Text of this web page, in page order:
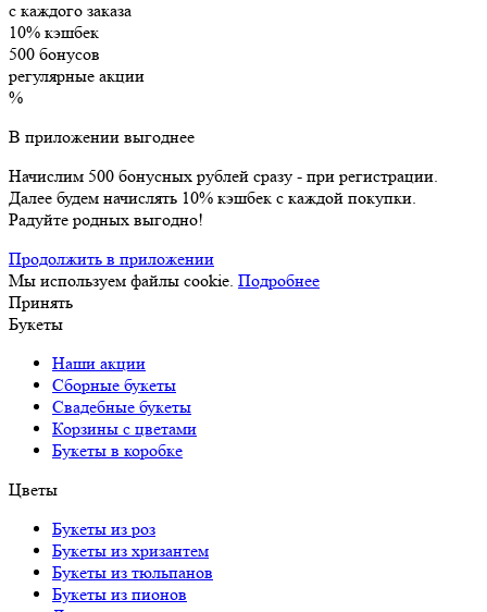
с каждого заказа
10% кэшбек
500 бонусов
регулярные акции
%
В приложении выгоднее
Начислим 500 бонусных рублей сразу - при регистрации.
Далее будем начислять 10% кэшбек с каждой покупки.
Радуйте родных выгодно!
Продолжить в приложении
Мы используем файлы cookie. Подробнее
Принять
Букеты
Наши акции
Сборные букеты
Свадебные букеты
Корзины с цветами
Букеты в коробке
Цветы
Букеты из роз
Букеты из хризантем
Букеты из тюльпанов
Букеты из пионов